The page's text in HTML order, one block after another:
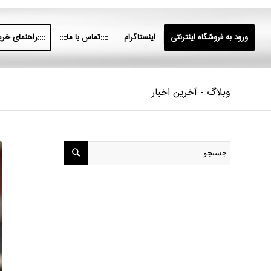
ورود به فروشگاه اینترنتی اینستاگرام ::::تماس با ما:::: ::::راهنمای
وبلاگ - آخرین اخبار